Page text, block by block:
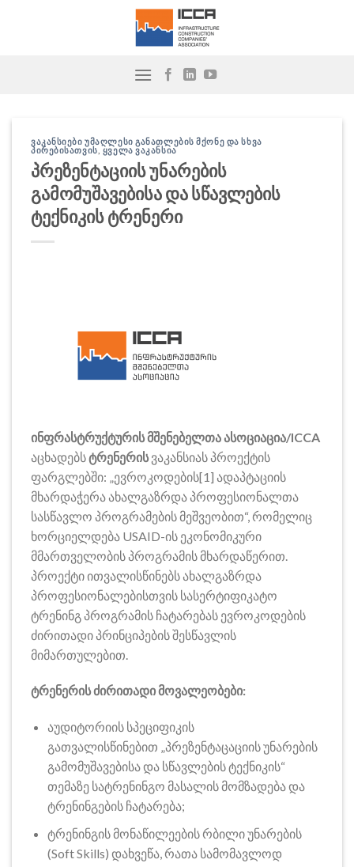
ᲕᲐᲙᲐᲜᲡᲘᲔᲑᲘ ᲣᲛᲐᲦᲚᲔᲡᲘ ᲒᲐᲜᲐᲗᲚᲔᲑᲘᲡ ᲛᲥᲝᲜᲔ ᲓᲐ ᲡᲮᲕᲐ
ᲞᲘᲠᲔᲑᲘᲡᲐᲗᲕᲘᲡ ,ᲧᲕᲔᲚᲐ ᲕᲐᲙᲐᲜᲡᲘᲐ
პრეზენტაციის უნარების
გამომუშავებისა და სწავლების
ტექნიკის ტრენერი
ინფრასტრუქტურის მშენებელთა ასოციაცია/ICCA
აცხადებსტრენერისვაკანსიას პროექტის
ფარგლებში: „ევროკოდების[1] ადაპტაციის
მხარდაჭერა ახალგაზრდა პროფესიონალთა
სასწავლო პროგრამების მეშვეობით“, რომელიც
ხორციელდება USAID-ის ეკონომიკური
მმართველობის პროგრამის მხარდაწერით.
პროექტი ითვალისწინებს ახალგაზრდა
პროფესიონალებისთვის სასერტიფიკატო
ტრენინგ პროგრამის ჩატარებას ევროკოდების
ძირითადი პრინციპების შესწავლის
მიმართულებით.
ტრენერის ძირითადი მოვალეობები:
აუდიტორიის სპეციფიკის
გათვალისწინებით „პრეზენტაცაციის უნარების
გამომუშავებისა და სწავლების ტექნიკის“
თემაზე სატრენინგო მასალის მომზადება და
ტრენინგების ჩატარება;
ტრენინგის მონაწილეების რბილი უნარების
(Soft Skills) დახვეწა, რათა სამომავლოდ